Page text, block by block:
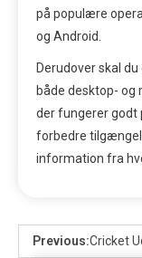
på populære
og Android.
Derudover skal
både desktop- og
der fungerer godt
forbedre
information fra
Previous:Cricket